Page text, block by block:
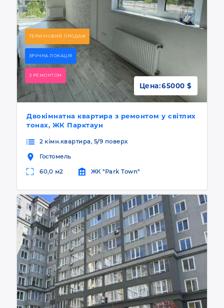
ТЕРМІНОВИЙ ПРОДАЖ
ЗРУЧНА ЛОКАЦІЯ
З РЕМОНТОМ
Двокімнатна квартира з ремонтом у світлих
тонах, ЖК Парктаун
Цена:65000 $
2 кімн.квартира, 5/9 поверх
Гостомель
60,0 м2 ЖК "Park Town"